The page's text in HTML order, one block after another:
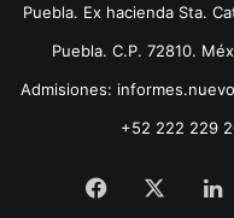
Puebla. Ex hacienda Sta.
Puebla. C.P. 72810.
Admisiones:
+52 222 229
Facebook